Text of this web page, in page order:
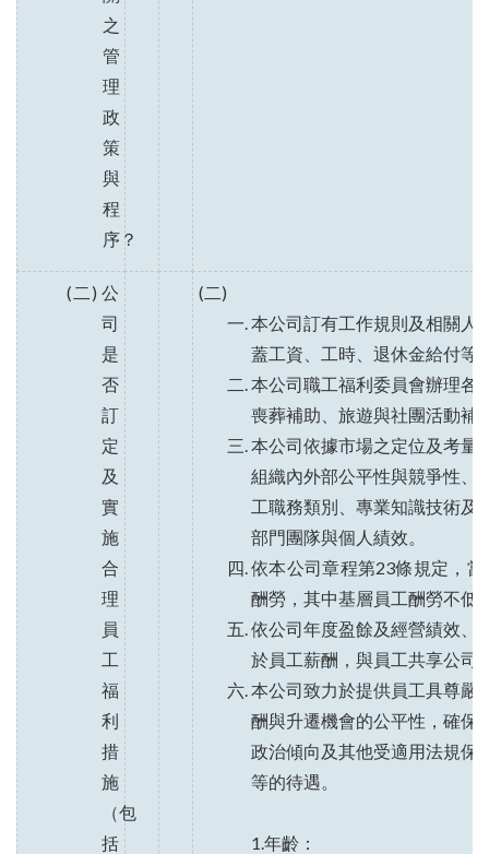
之
管
理
政
策
與
程
序？
(二) 公
司
是
否
訂
定
及
實
施
合
理
員
工
福
利
措
施
（包
括
(二)
本公司訂有工作規則及相關人
蓋工資、工時、退休金給付等
本公司職工福利委員會辦理各
喪葬補助、旅遊與社團活動補
本公司依據市場之定位及考量
組織內外部公平性與競爭性、
工職務類別、專業知識技術及
部門團隊與個人績效。
依本公司章程第23條規定，
酬勞，其中基層員工酬勞不低
依公司年度盈餘及經營績效、
於員工薪酬，與員工共享公司
本公司致力於提供員工具尊嚴
酬與升遷機會的公平性，確保
政治傾向及其他受適用法規保
等的待遇。
1.年齡：